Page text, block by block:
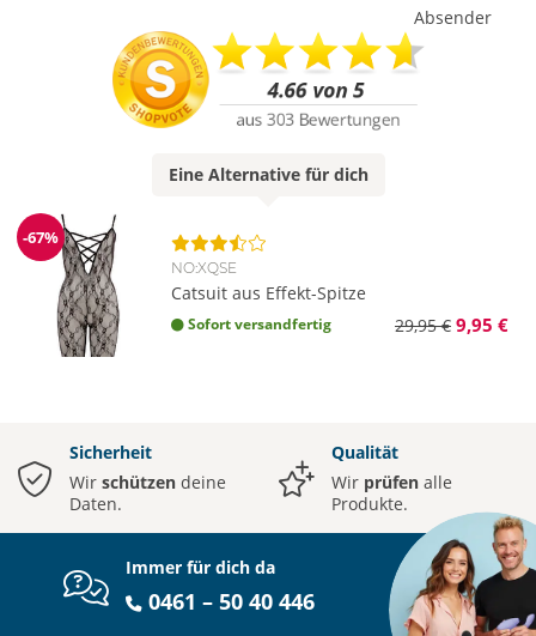
Absender
Eine Alternativefür dich
Reduzierung
-67%
NO:XQSE
Catsuit aus Effekt-Spitze
Sofort versandfertig 29,95 € 9,95 €
Sicherheit
Wir schützen deine
Daten.
Qualität
Wir prüfen alle
Produkte.
Immer für dich da
0461 – 50 40 446